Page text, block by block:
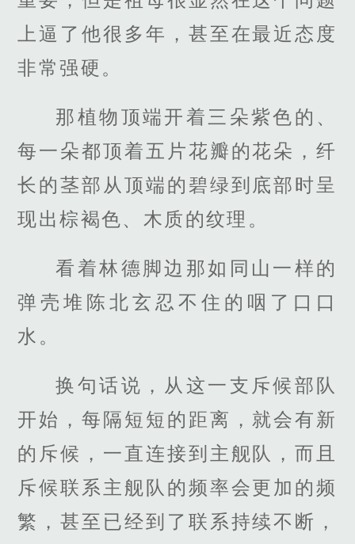
上逼了他很多年，甚至在最近态度
非常强硬。
那植物顶端开着三朵紫色的、
每一朵都顶着五片花瓣的花朵，纤
长的茎部从顶端的碧绿到底部时呈
现出棕褐色、木质的纹理。
看着林德脚边那如同山一样的
弹壳堆陈北玄忍不住的咽了口口
水。
换句话说，从这一支斥候部队
开始，每隔短短的距离，就会有新
的斥候，一直连接到主舰队，而且
斥候联系主舰队的频率会更加的频
繁，甚至已经到了联系持续不断，